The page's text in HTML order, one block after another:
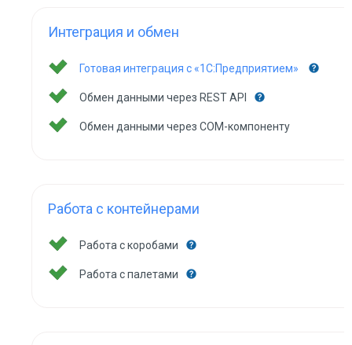
Интеграция и обмен
Готовая интеграция с «1С:Предприятием»
Обмен данными через REST API
Обмен данными через COM-компоненту
Работа с контейнерами
Работа с коробами
Работа с палетами